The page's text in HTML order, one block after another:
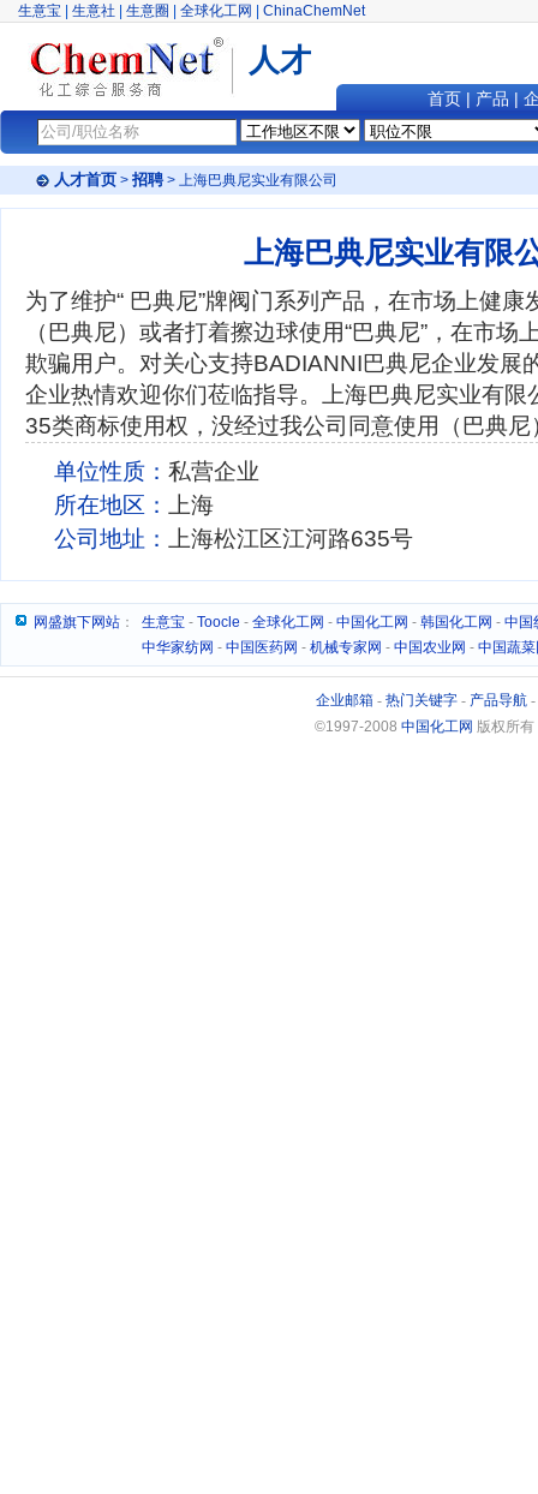
生意宝 生意社 生意圈 全球化工网 ChinaChemNet
人才
首页| 产品 |
人才首页 > 招聘 > 上海巴典尼实业有限公司
上海巴典尼实业有限
为了维护“ 巴典尼”牌阀门系列产品，在市场上健
（巴典尼）或者打着擦边球使用“巴典尼”，在市场
欺骗用户。对关心支持BADIANNI巴典尼企业发展
企业热情欢迎你们莅临指导。上海巴典尼实业有限
35类商标使用权，没经过我公司同意使用（巴典
单位性质： 私营企业
所在地区：
上海
公司地址：
上海松江区江河路635号
网盛旗下网站 ： 生意宝 - Toocle - 全球化工网 - 中国化工网 - 韩国化工网 - 中国
中华家纺网 - 中国医药网 - 机械专家网 - 中国农业网 - 中国蔬
企业邮箱 - 热门关键字 - 产品导航 -
©1997-2008 中国化工网 版权所有